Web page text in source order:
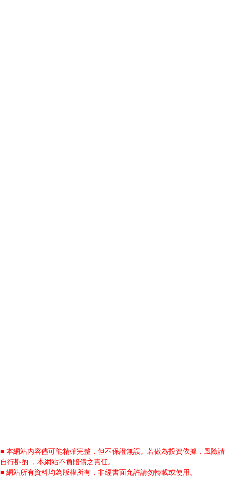
■ 本網站內容儘可能精確完整，但不保證無誤。若做為投資依據，風險請
自行斟酌 ，本網站不負賠償之責任。
■ 網站所有資料均為版權所有，非經書面允許請勿轉載或使用。